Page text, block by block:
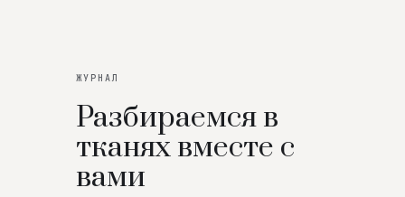
ЖУРНАЛ
Разбираемся в
тканях вместе с
вами